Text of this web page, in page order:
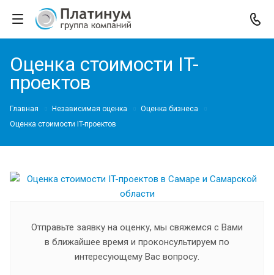
Оценка стоимости IT-
проектов
Главная Независимая оценка
Оценка бизнеса
Оценка стоимости IT-проектов
Отправьте заявку на оценку, мы свяжемся с Вами
в ближайшее время и проконсультируем по
интересующему Вас вопросу.